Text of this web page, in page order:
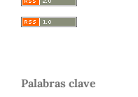
Palabras clave